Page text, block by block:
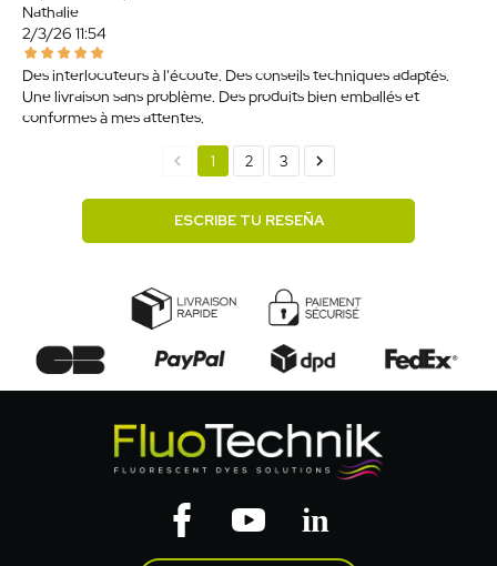
Nathalie
2/3/26 11:54
Des interlocuteurs à l'écoute. Des conseils techniques adaptés.
Une livraison sans problème. Des produits bien emballés et
conformes à mes attentes.
chevron_left 1 2 3 chevron_right
ESCRIBE TU RESEÑA